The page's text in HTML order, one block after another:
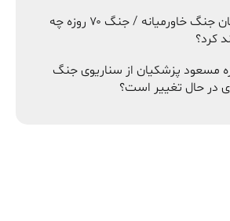
برندگان پنهان جنگ خاورمیانه / جنگ ۷۰ روزه چه
کرد؟
مسعود پزشکیان از سناریوی جنگ
در حال تغییر است؟